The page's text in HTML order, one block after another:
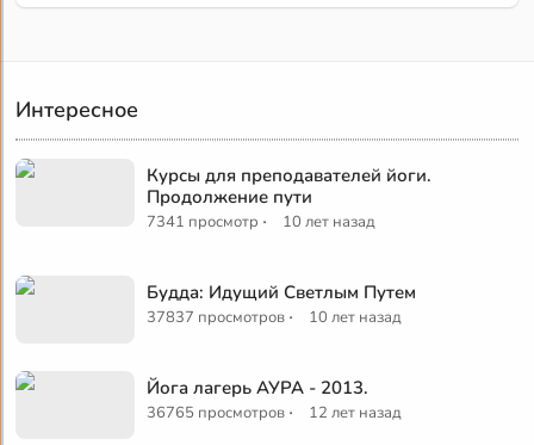
Интересное
Курсы для преподавателей йоги.
Продолжение пути
7341 просмотр · 10 лет назад
Будда: Идущий Светлым Путем
37837 просмотров · 10 лет назад
Йога лагерь АУРА - 2013.
36765 просмотров · 12 лет назад